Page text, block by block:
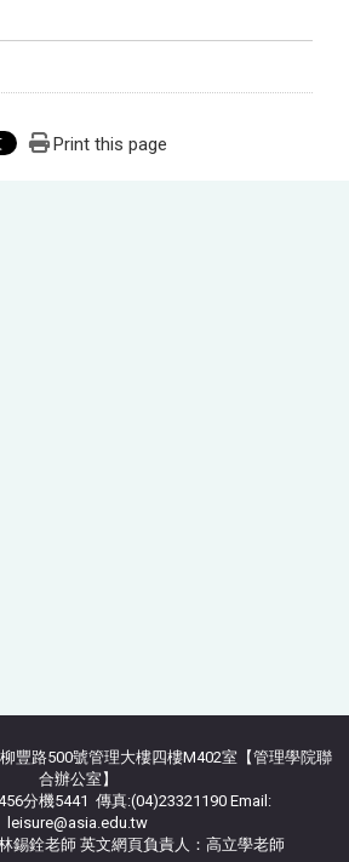
Print this page
豐路500號管理大樓四樓M402室【管理學院聯
合辦公室】
分機5441 傳真:(04)23321190 Email:
leisure@asia.edu.tw
錫銓老師 英文網頁負責人：高立學老師